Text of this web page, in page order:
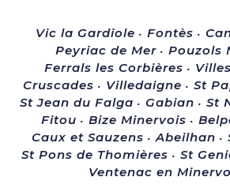
Vic la Gardiole Fontès
Peyriac de Mer
Pouzols
Ferrals les Corbières
Cruscades
Villedaigne St
St Jean du Falga
Gabian
St
Fitou
Bize Minervois
Caux et Sauzens
Abeilhan
St Pons de Thomières
St
Ventenac en